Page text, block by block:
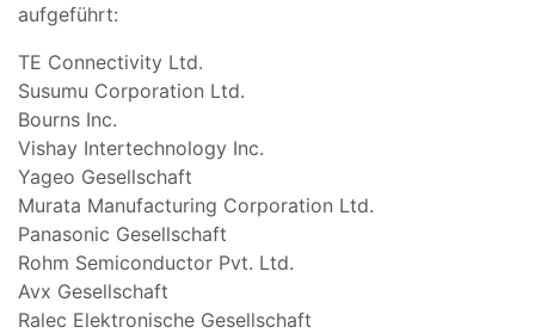
aufgeführt:
TE Connectivity Ltd.
Susumu Corporation Ltd.
Bourns Inc.
Vishay Intertechnology Inc.
Yageo Gesellschaft
Murata Manufacturing Corporation Ltd.
Panasonic Gesellschaft
Rohm Semiconductor Pvt. Ltd.
Avx Gesellschaft
Ralec Elektronische Gesellschaft